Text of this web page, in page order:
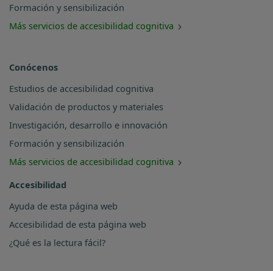
Formación y sensibilización
Más servicios de accesibilidad cognitiva
Conócenos
Estudios de accesibilidad cognitiva
Validación de productos y materiales
Investigación, desarrollo e innovación
Formación y sensibilización
Más servicios de accesibilidad cognitiva
Accesibilidad
Ayuda de esta página web
Accesibilidad de esta página web
¿Qué es la lectura fácil?